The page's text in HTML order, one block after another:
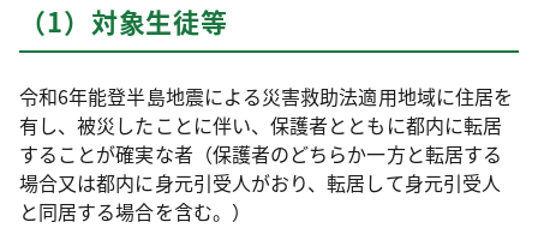
（1）対象生徒等
令和6年能登半島地震による災害救助法適用地域に住居を
有し、被災したことに伴い、保護者とともに都内に転居
することが確実な者（保護者のどちらか一方と転居する
場合又は都内に身元引受人がおり、転居して身元引受人
と同居する場合を含む。）